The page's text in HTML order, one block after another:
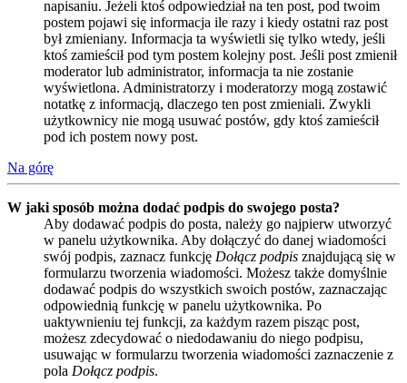
napisaniu. Jeżeli ktoś odpowiedział na ten post, pod twoim
postem pojawi się informacja ile razy i kiedy ostatni raz post
był zmieniany. Informacja ta wyświetli się tylko wtedy, jeśli
ktoś zamieścił pod tym postem kolejny post. Jeśli post zmienił
moderator lub administrator, informacja ta nie zostanie
wyświetlona. Administratorzy i moderatorzy mogą zostawić
notatkę z informacją, dlaczego ten post zmieniali. Zwykli
użytkownicy nie mogą usuwać postów, gdy ktoś zamieścił
pod ich postem nowy post.
Na górę
W jaki sposób można dodać podpis do swojego posta?
Aby dodawać podpis do posta, należy go najpierw utworzyć
w panelu użytkownika. Aby dołączyć do danej wiadomości
swój podpis, zaznacz funkcję Dołącz podpis znajdującą się w
formularzu tworzenia wiadomości. Możesz także domyślnie
dodawać podpis do wszystkich swoich postów, zaznaczając
odpowiednią funkcję w panelu użytkownika. Po
uaktywnieniu tej funkcji, za każdym razem pisząc post,
możesz zdecydować o niedodawaniu do niego podpisu,
usuwając w formularzu tworzenia wiadomości zaznaczenie z
pola Dołącz podpis.